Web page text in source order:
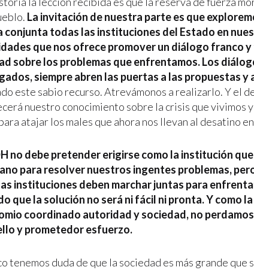
La invitación de nuestra parte es que
conjunta todas las instituciones del Estado en
que nos ofrece promover un diálogo franco
sobre los problemas que enfrentamos. Los
siempre abren las puertas a las propuestas y
este sabio recurso. Atrevámonos a realizarlo. Y el
nuestro conocimiento sobre la crisis que vivimos
atajar los males que ahora nos llevan al desatino
no debe pretender erigirse como la institución
para resolver nuestros ingentes problemas,
instituciones deben marchar juntas para
que la solución no será ni fácil ni pronta. Y como
coordinado autoridad y sociedad, no
y prometedor esfuerzo.
tenemos duda de que la sociedad es más grande que